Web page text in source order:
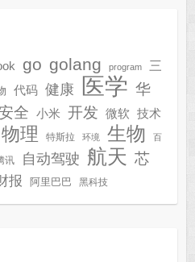
go golang program
三
代码 健康 医学 华
全 小米 开发 微软 技术
物理 特斯拉 环境 生物 百
讯 自动驾驶 航天 芯
报 阿里巴巴 黑科技